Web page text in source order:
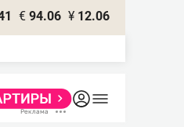
€ 94.06 ¥ 12.06